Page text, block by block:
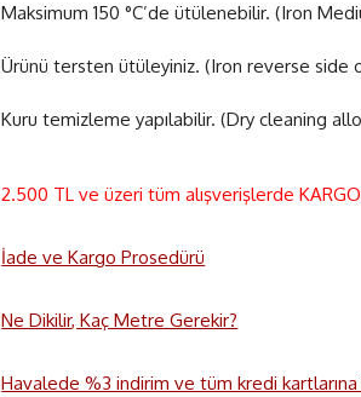
Maksimum 150 °C’de ütülenebilir. (Iron
Ürünü tersten ütüleyiniz. (Iron reverse side
Kuru temizleme yapılabilir. (Dry cleaning
2.500 TL ve üzeri tüm alışverişlerde KARGO
İade ve Kargo Prosedürü
Ne Dikilir, Kaç Metre Gerekir?
Havalede %3 indirim ve tüm kredi kartlarına